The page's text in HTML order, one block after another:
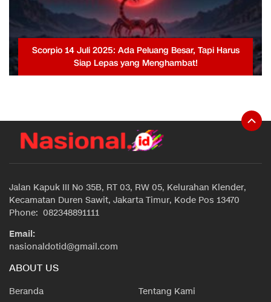
Scorpio 14 Juli 2025: Ada Peluang Besar, Tapi Harus
Siap Lepas yang Menghambat!
Jalan Kapuk III No 35B, RT 03, RW 05, Kelurahan Klender,
Kecamatan Duren Sawit, Jakarta Timur, Kode Pos 13470
Phone: 082348891111
Email:
nasionaldotid@gmail.com
ABOUT US
Beranda Tentang Kami